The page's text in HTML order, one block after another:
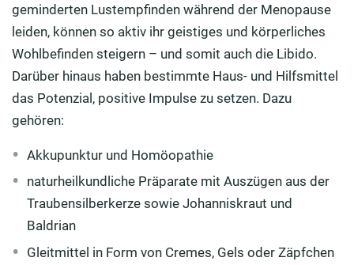
geminderten Lustempfinden während der Menopause
leiden, können so aktiv ihr geistiges und körperliches
Wohlbefinden steigern – und somit auch die Libido.
Darüber hinaus haben bestimmte Haus- und Hilfsmittel
das Potenzial, positive Impulse zu setzen. Dazu
gehören:
Akkupunktur und Homöopathie
naturheilkundliche Präparate mit Auszügen aus der
Traubensilberkerze sowie Johanniskraut und
Baldrian
Gleitmittel in Form von Cremes, Gels oder Zäpfchen